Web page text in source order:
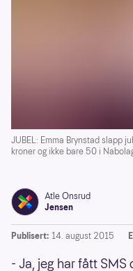
JUBEL: Emma Brynstad slapp
kroner og ikke bare 50 i
Atle Onsrud
Jensen
Publisert: 14. august 2015
- Ja, jeg har fått